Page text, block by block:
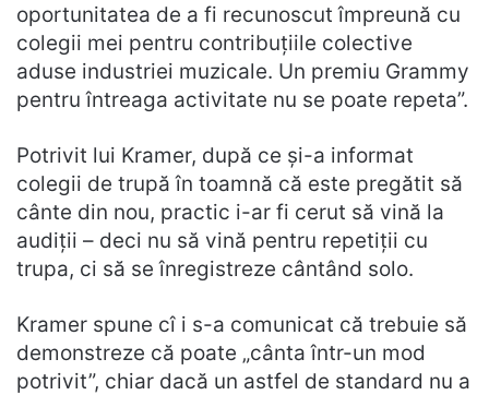
oportunitatea de a fi recunoscut împreună cu
colegii mei pentru contribuțiile colective
aduse industriei muzicale. Un premiu Grammy
pentru întreaga activitate nu se poate repeta”.
Potrivit lui Kramer, după ce și-a informat
colegii de trupă în toamnă că este pregătit să
cânte din nou, practic i-ar fi cerut să vină la
audiții – deci nu să vină pentru repetiții cu
trupa, ci să se înregistreze cântând solo.
Kramer spune cî i s-a comunicat că trebuie să
demonstreze că poate „cânta într-un mod
potrivit”, chiar dacă un astfel de standard nu a